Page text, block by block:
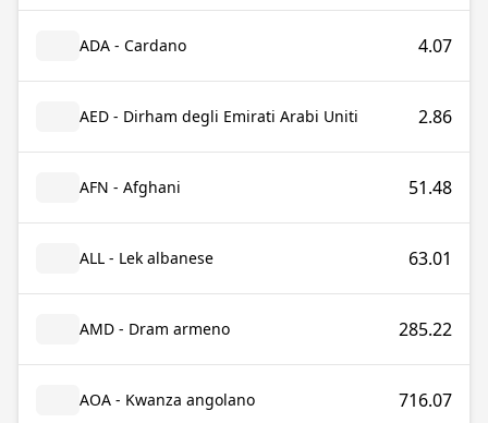
ADA - Cardano 4.07
AED - Dirham degli Emirati Arabi Uniti 2.86
AFN - Afghani 51.48
ALL - Lek albanese 63.01
AMD - Dram armeno 285.22
AOA - Kwanza angolano 716.07